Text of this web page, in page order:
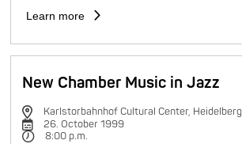
Learn more
New Chamber Music in Jazz
Karlstorbahnhof Cultural Center, Heidelberg
26. October 1999
8:00 p.m.